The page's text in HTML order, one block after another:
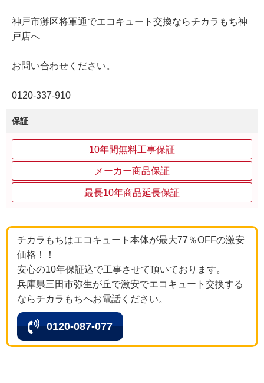
神戸市灘区将軍通でエコキュート交換ならチカラもち神
戸店へ
お問い合わせください。
0120‐337‐910
保証
10年間無料工事保証
メーカー商品保証
最長10年商品延長保証
チカラもちはエコキュート本体が最大77％OFFの激安
価格！！
安心の10年保証込で工事させて頂いております。
兵庫県三田市弥生が丘で激安でエコキュート交換する
ならチカラもちへお電話ください。
0120-087-077